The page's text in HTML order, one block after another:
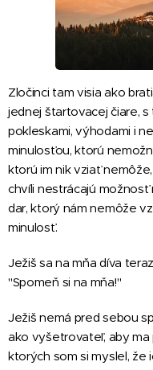
Zločinci tam visia ako
jednej štartovacej čiare,
pokleskami, výhodami i
minulosťou, ktorú
ktorú im nik vziať
chvíli nestrácajú
dar, ktorý nám nemôže
minulosť.
Ježiš sa na mňa díva
"Spomeň si na mňa!"
Ježiš nemá pred sebou
ako vyšetrovateľ, aby ma
ktorých som si myslel, že